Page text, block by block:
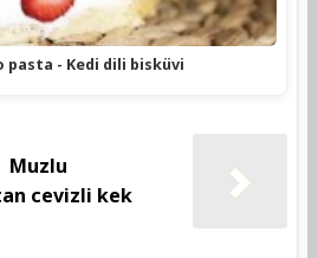
pasta - Kedi dili bisküvi
Muzlu
cevizli kek